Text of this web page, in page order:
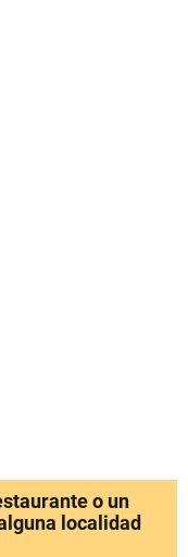
o un
localidad